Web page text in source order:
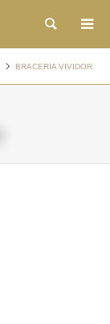
検索
BRACERIA VIVIDOR